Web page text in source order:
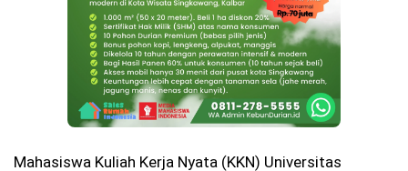
Mahasiswa Kuliah Kerja Nyata (KKN) Universitas